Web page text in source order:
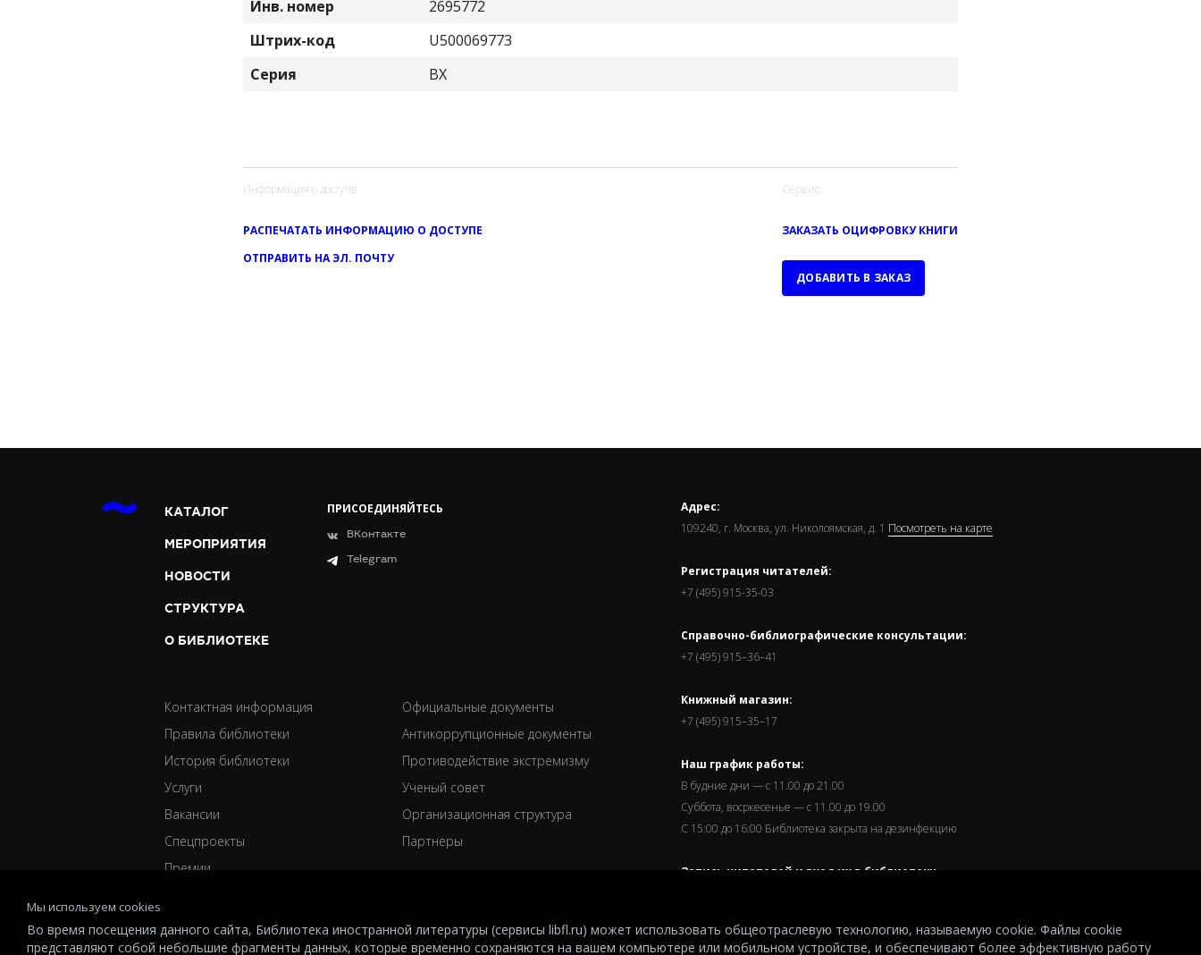
Инв. номер
2695772
Штрих-код
U500069773
Серия
ВХ
Информация о доступе
РАСПЕЧАТАТЬ ИНФОРМАЦИЮ О ДОСТУПЕ
ОТПРАВИТЬ НА ЭЛ. ПОЧТУ
Сервис
ЗАКАЗАТЬ ОЦИФРОВКУ КНИГИ
ДОБАВИТЬ В ЗАКАЗ
КАТАЛОГ
МЕРОПРИЯТИЯ
НОВОСТИ
СТРУКТУРА
О БИБЛИОТЕКЕ
ПРИСОЕДИНЯЙТЕСЬ
ВКонтакте
Telegram
Контактная информация
Правила библиотеки
История библиотеки
Услуги
Вакансии
Спецпроекты
Премии
Официальные документы
Антикоррупционные документы
Противодействие экстремизму
Ученый совет
Организационная структура
Партнеры
Адрес:
109240, г. Москва, ул. Николоямская, д. 1 Посмотреть на карте
Регистрация читателей:
+7 (495) 915-35-03
Справочно-библиографические консультации:
+7 (495) 915–36–41
Книжный магазин:
+7 (495) 915–35–17
Наш график работы:
В будние дни — с 11.00 до 21.00
Суббота, восркесенье — с 11.00 до 19.00
С 15:00 до 16:00 Библиотека закрыта на дезинфекцию
Запись читателей и вход их в библиотеку
Мы используем cookies
Во время посещения данного сайта, Библиотека иностранной литературы (сервисы libfl.ru) может использовать общеотраслевую технологию, называемую cookie. Файлы cookie
представляют собой небольшие фрагменты данных, которые временно сохраняются на вашем компьютере или мобильном устройстве, и обеспечивают более эффективную работу